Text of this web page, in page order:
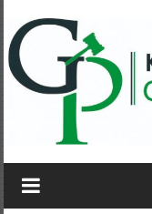
konten
KANTOR
PENGACARA